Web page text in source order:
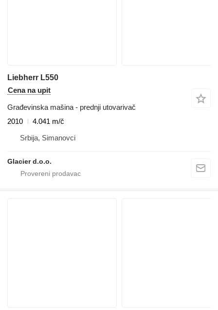
Liebherr L550
Cena na upit
Građevinska mašina - prednji utovarivač
2010
4.041 m/č
Srbija, Simanovci
Glacier d.o.o.